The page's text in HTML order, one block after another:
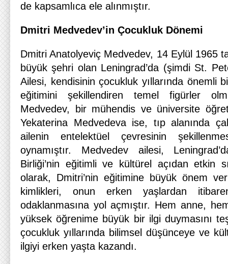
de kapsamlıca ele alınmıştır.
Dmitri Medvedev’in Çocukluk Dönemi
Dmitri Anatolyeviç Medvedev, 14 Eylül 1965
büyük şehri olan Leningrad’da (şimdi St.
Ailesi, kendisinin çocukluk yıllarında önemli
eğitimini şekillendiren temel figürler
Medvedev, bir mühendis ve üniversite
Yekaterina Medvedeva ise, tıp alanında
ailenin entelektüel çevresinin
oynamıştır. Medvedev ailesi,
Birliği’nin eğitimli ve kültürel açıdan etkin
olarak, Dmitri’nin eğitimine büyük önem
kimlikleri, onun erken yaşlardan
odaklanmasına yol açmıştır. Hem anne,
yüksek öğrenime büyük bir ilgi duymasını
çocukluk yıllarında bilimsel düşünceye ve
ilgiyi erken yaşta kazandı.